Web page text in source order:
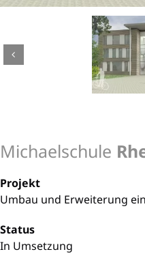
Michaelschule
Projekt
Umbau und Erweiterung
Status
In Umsetzung